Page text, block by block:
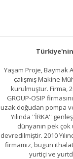
Yaşam Proje, Baymak
çalışmış Makine
kurulmuştur. Firma,
GROUP-OSIP
uzak doğudan pompa
Yılında ''İRKA''
dünyanın pek
devredilmiştir. 2010
firmamız, bugün
yurtiçi ve